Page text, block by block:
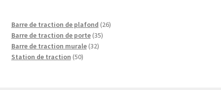
Barre de traction de plafond 2626
Barre de traction de porte 3535
Barre de traction murale 3232
Station de traction 5050